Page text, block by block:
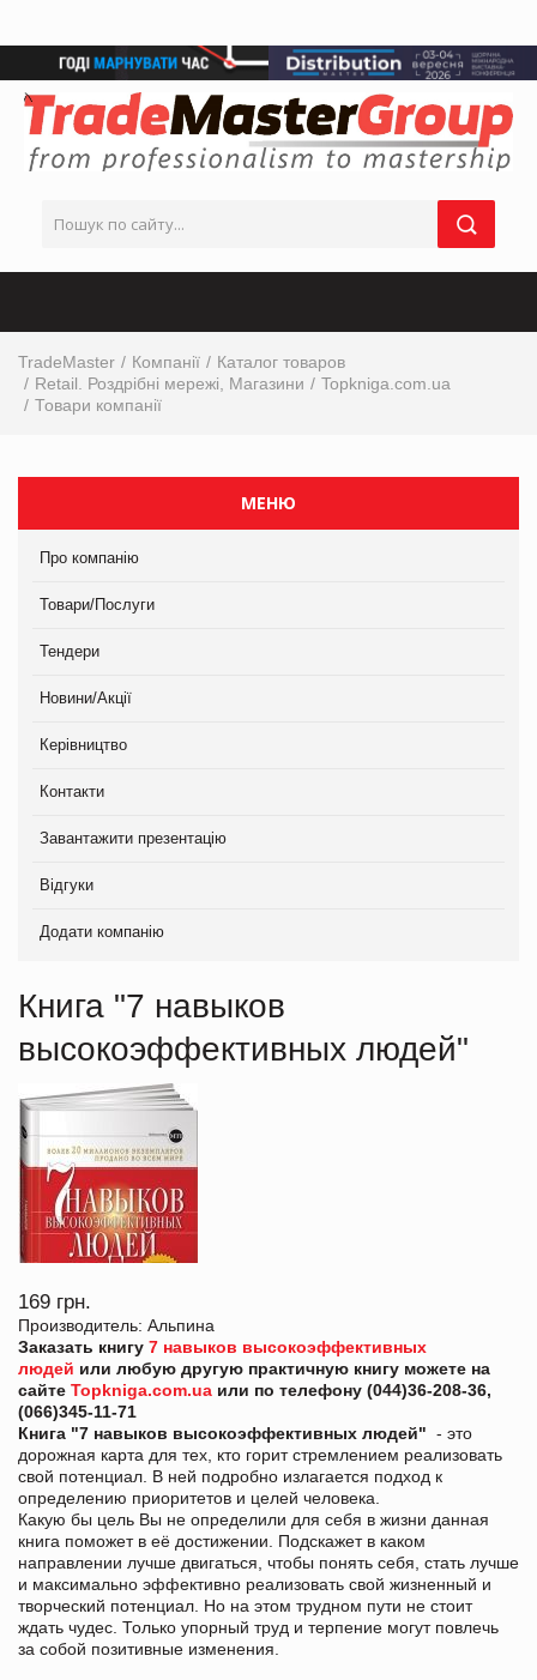
TradeMaster Компанії
Каталог товаров
Retail. Роздрібні мережі, Магазини
Topkniga.com.ua
Товари компанії
МЕНЮ
Про компанію
Товари/Послуги
Тендери
Новини/Акції
Керівництво
Контакти
Завантажити презентацію
Відгуки
Додати компанію
Книга "7 навыков
высокоэффективных людей"
169 грн.
Производитель: Альпина
Заказать книгу 7 навыков высокоэффективных
людей или любую другую практичную книгу можете на
сайте Topkniga.com.ua или по телефону (044)36-208-36,
(066)345-11-71
Книга "7 навыков высокоэффективных людей" - это
дорожная карта для тех, кто горит стремлением реализовать
свой потенциал. В ней подробно излагается подход к
определению приоритетов и целей человека.
Какую бы цель Вы не определили для себя в жизни данная
книга поможет в её достижении. Подскажет в каком
направлении лучше двигаться, чтобы понять себя, стать лучше
и максимально эффективно реализовать свой жизненный и
творческий потенциал. Но на этом трудном пути не стоит
ждать чудес. Только упорный труд и терпение могут повлечь
за собой позитивные изменения.